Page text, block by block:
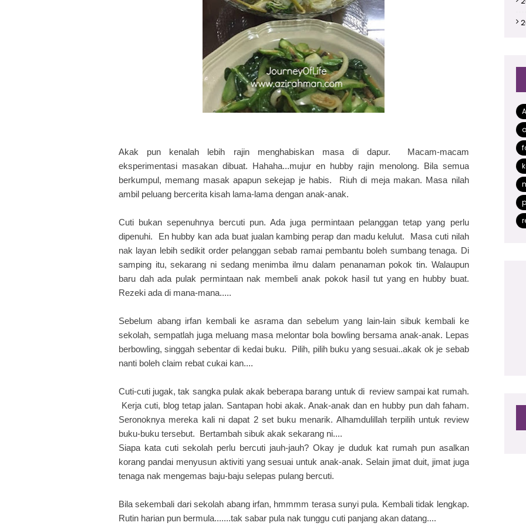
Akak pun kenalah lebih rajin menghabiskan masa di dapur. Macam-macam
eksperimentasi masakan dibuat. Hahaha...mujur en hubby rajin menolong. Bila semua
berkumpul, memang masak apapun sekejap je habis. Riuh di meja makan. Masa nilah
ambil peluang bercerita kisah lama-lama dengan anak-anak.
Cuti bukan sepenuhnya bercuti pun. Ada juga permintaan pelanggan tetap yang perlu
dipenuhi. En hubby kan ada buat jualan kambing perap dan madu kelulut. Masa cuti nilah
nak layan lebih sedikit order pelanggan sebab ramai pembantu boleh sumbang tenaga. Di
samping itu, sekarang ni sedang menimba ilmu dalam penanaman pokok tin. Walaupun
baru dah ada pulak permintaan nak membeli anak pokok hasil tut yang en hubby buat.
Rezeki ada di mana-mana.....
Sebelum abang irfan kembali ke asrama dan sebelum yang lain-lain sibuk kembali ke
sekolah, sempatlah juga meluang masa melontar bola bowling bersama anak-anak. Lepas
berbowling, singgah sebentar di kedai buku. Pilih, pilih buku yang sesuai..akak ok je sebab
nanti boleh claim rebat cukai kan....
Cuti-cuti jugak, tak sangka pulak akak beberapa barang untuk di review sampai kat rumah.
Kerja cuti, blog tetap jalan. Santapan hobi akak. Anak-anak dan en hubby pun dah faham.
Seronoknya mereka kali ni dapat 2 set buku menarik. Alhamdulillah terpilih untuk review
buku-buku tersebut. Bertambah sibuk akak sekarang ni....
Siapa kata cuti sekolah perlu bercuti jauh-jauh? Okay je duduk kat rumah pun asalkan
korang pandai menyusun aktiviti yang sesuai untuk anak-anak. Selain jimat duit, jimat juga
tenaga nak mengemas baju-baju selepas pulang bercuti.
Bila sekembali dari sekolah abang irfan, hmmmm terasa sunyi pula. Kembali tidak lengkap.
Rutin harian pun bermula.......tak sabar pula nak tunggu cuti panjang akan datang....